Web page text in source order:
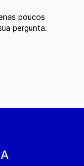
poucos
pergunta.